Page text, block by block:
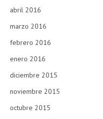
abril 2016
marzo 2016
febrero 2016
enero 2016
diciembre 2015
noviembre 2015
octubre 2015